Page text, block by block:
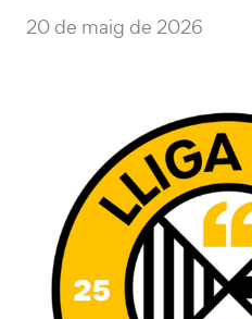
20 de maig de 2026